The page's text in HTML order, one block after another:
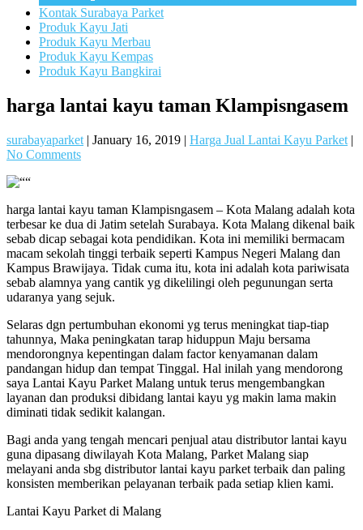
Kontak Surabaya Parket
Produk Kayu Jati
Produk Kayu Merbau
Produk Kayu Kempas
Produk Kayu Bangkirai
harga lantai kayu taman Klampisngasem
surabayaparket | January 16, 2019 | Harga Jual Lantai Kayu Parket |
No Comments
harga lantai kayu taman Klampisngasem – Kota Malang adalah kota
terbesar ke dua di Jatim setelah Surabaya. Kota Malang dikenal baik
sebab dicap sebagai kota pendidikan. Kota ini memiliki bermacam
macam sekolah tinggi terbaik seperti Kampus Negeri Malang dan
Kampus Brawijaya. Tidak cuma itu, kota ini adalah kota pariwisata
sebab alamnya yang cantik yg dikelilingi oleh pegunungan serta
udaranya yang sejuk.
Selaras dgn pertumbuhan ekonomi yg terus meningkat tiap-tiap
tahunnya, Maka peningkatan tarap hiduppun Maju bersama
mendorongnya kepentingan dalam factor kenyamanan dalam
pandangan hidup dan tempat Tinggal. Hal inilah yang mendorong
saya Lantai Kayu Parket Malang untuk terus mengembangkan
layanan dan produksi dibidang lantai kayu yg makin lama makin
diminati tidak sedikit kalangan.
Bagi anda yang tengah mencari penjual atau distributor lantai kayu
guna dipasang diwilayah Kota Malang, Parket Malang siap
melayani anda sbg distributor lantai kayu parket terbaik dan paling
konsisten memberikan pelayanan terbaik pada setiap klien kami.
Lantai Kayu Parket di Malang